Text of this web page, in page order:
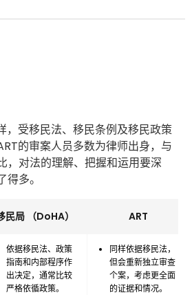
，受移民法、移民条例及移民政策
的审案人员多数为律师出身，与
，对法的理解、把握和运用要深
多。
民局 （DoHA） ART
依据移民法、政策
指南和内部程序作
出决定，通常比较
严格依循政策。
同样依据移民法，
但会重新独立审查
个案，考虑更全面
的证据和情况。